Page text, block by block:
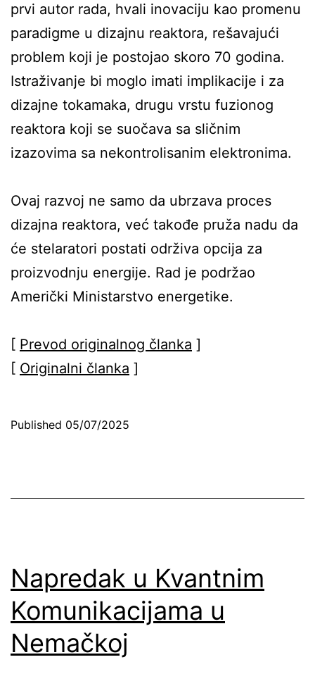
prvi autor rada, hvali inovaciju kao promenu
paradigme u dizajnu reaktora, rešavajući
problem koji je postojao skoro 70 godina.
Istraživanje bi moglo imati implikacije i za
dizajne tokamaka, drugu vrstu fuzionog
reaktora koji se suočava sa sličnim
izazovima sa nekontrolisanim elektronima.
Ovaj razvoj ne samo da ubrzava proces
dizajna reaktora, već takođe pruža nadu da
će stelaratori postati održiva opcija za
proizvodnju energije. Rad je podržao
Američki Ministarstvo energetike.
[ Prevod originalnog članka ]
[ Originalni članka ]
Published 05/07/2025
Napredak u Kvantnim
Komunikacijama u
Nemačkoj